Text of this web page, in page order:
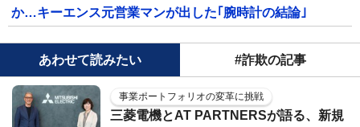
か…キーエンス元営業マンが出した｢腕時計の結論｣
あわせて読みたい #詐欺の記事
事業ポートフォリオの変革に挑戦
三菱電機とAT PARTNERSが語る、新規